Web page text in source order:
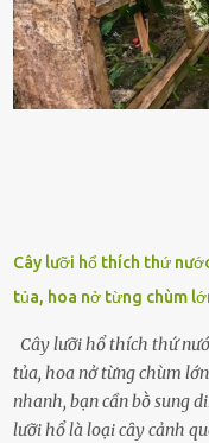
nḗu tình trạng trở nên
những binh lính này phải
ᵭḕ này ᵭã ᵭược xem xét từ
với t...
Cây lưỡi hổ thích thứ
tủa, hoa nở từng chùm
Cây lưỡi hổ thích thứ
tủa, hoa nở từng chùm
nhanh, bạn cần bṑ sung
lưỡi hổ là loại cȃy cảnh